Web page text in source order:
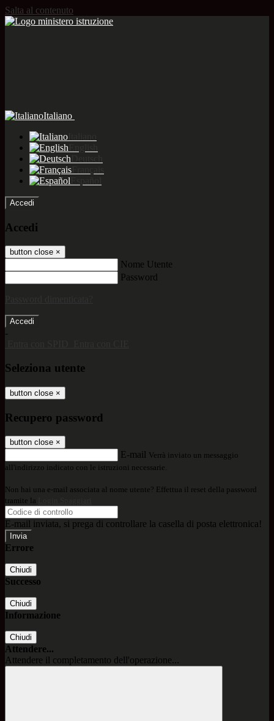
Salta al contenuto
Italiano
Accedi
Accedi
button close ×
Nome Utente
Password
-
Seleziona utente
button close ×
Recupero password
button close ×
E-mail Verrà inviato un messaggio
all'indirizzo indicato con le istruzioni necessarie.
Non hai una e-mail associata al nome utente? Effettua il reset della password
tramite la
E-mail inviata, si prega di controllare la casella di posta elettronica!
Errore
Chiudi
Successo
Chiudi
Informazione
Chiudi
Attendere...
Attendere il completamento dell'operazione...